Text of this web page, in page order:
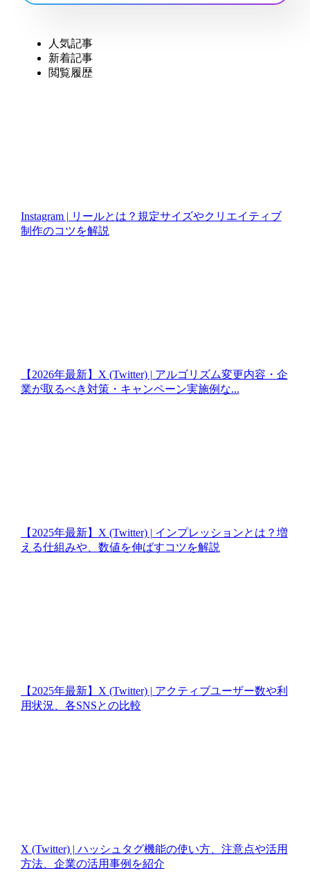
人気記事
新着記事
閲覧履歴
Instagram | リールとは？規定サイズやクリエイティブ
制作のコツを解説
【2026年最新】X (Twitter) | アルゴリズム変更内容・企
業が取るべき対策・キャンペーン実施例な...
【2025年最新】X (Twitter) | インプレッションとは？増
える仕組みや、数値を伸ばすコツを解説
【2025年最新】X (Twitter) | アクティブユーザー数や利
用状況、各SNSとの比較
X (Twitter) | ハッシュタグ機能の使い方、注意点や活用
方法、企業の活用事例を紹介